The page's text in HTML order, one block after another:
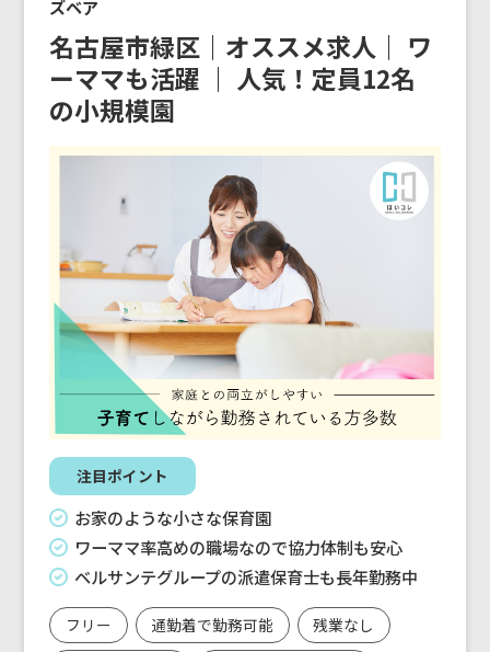
ズベア
名古屋市緑区｜オススメ求人｜ ワ
ーママも活躍 ｜ 人気！定員12名
の小規模園
注目ポイント
お家のような小さな保育園
ワーママ率高めの職場なので協力体制も安心
ベルサンテグループの派遣保育士も長年勤務中
フリー 通勤着で勤務可能
残業なし